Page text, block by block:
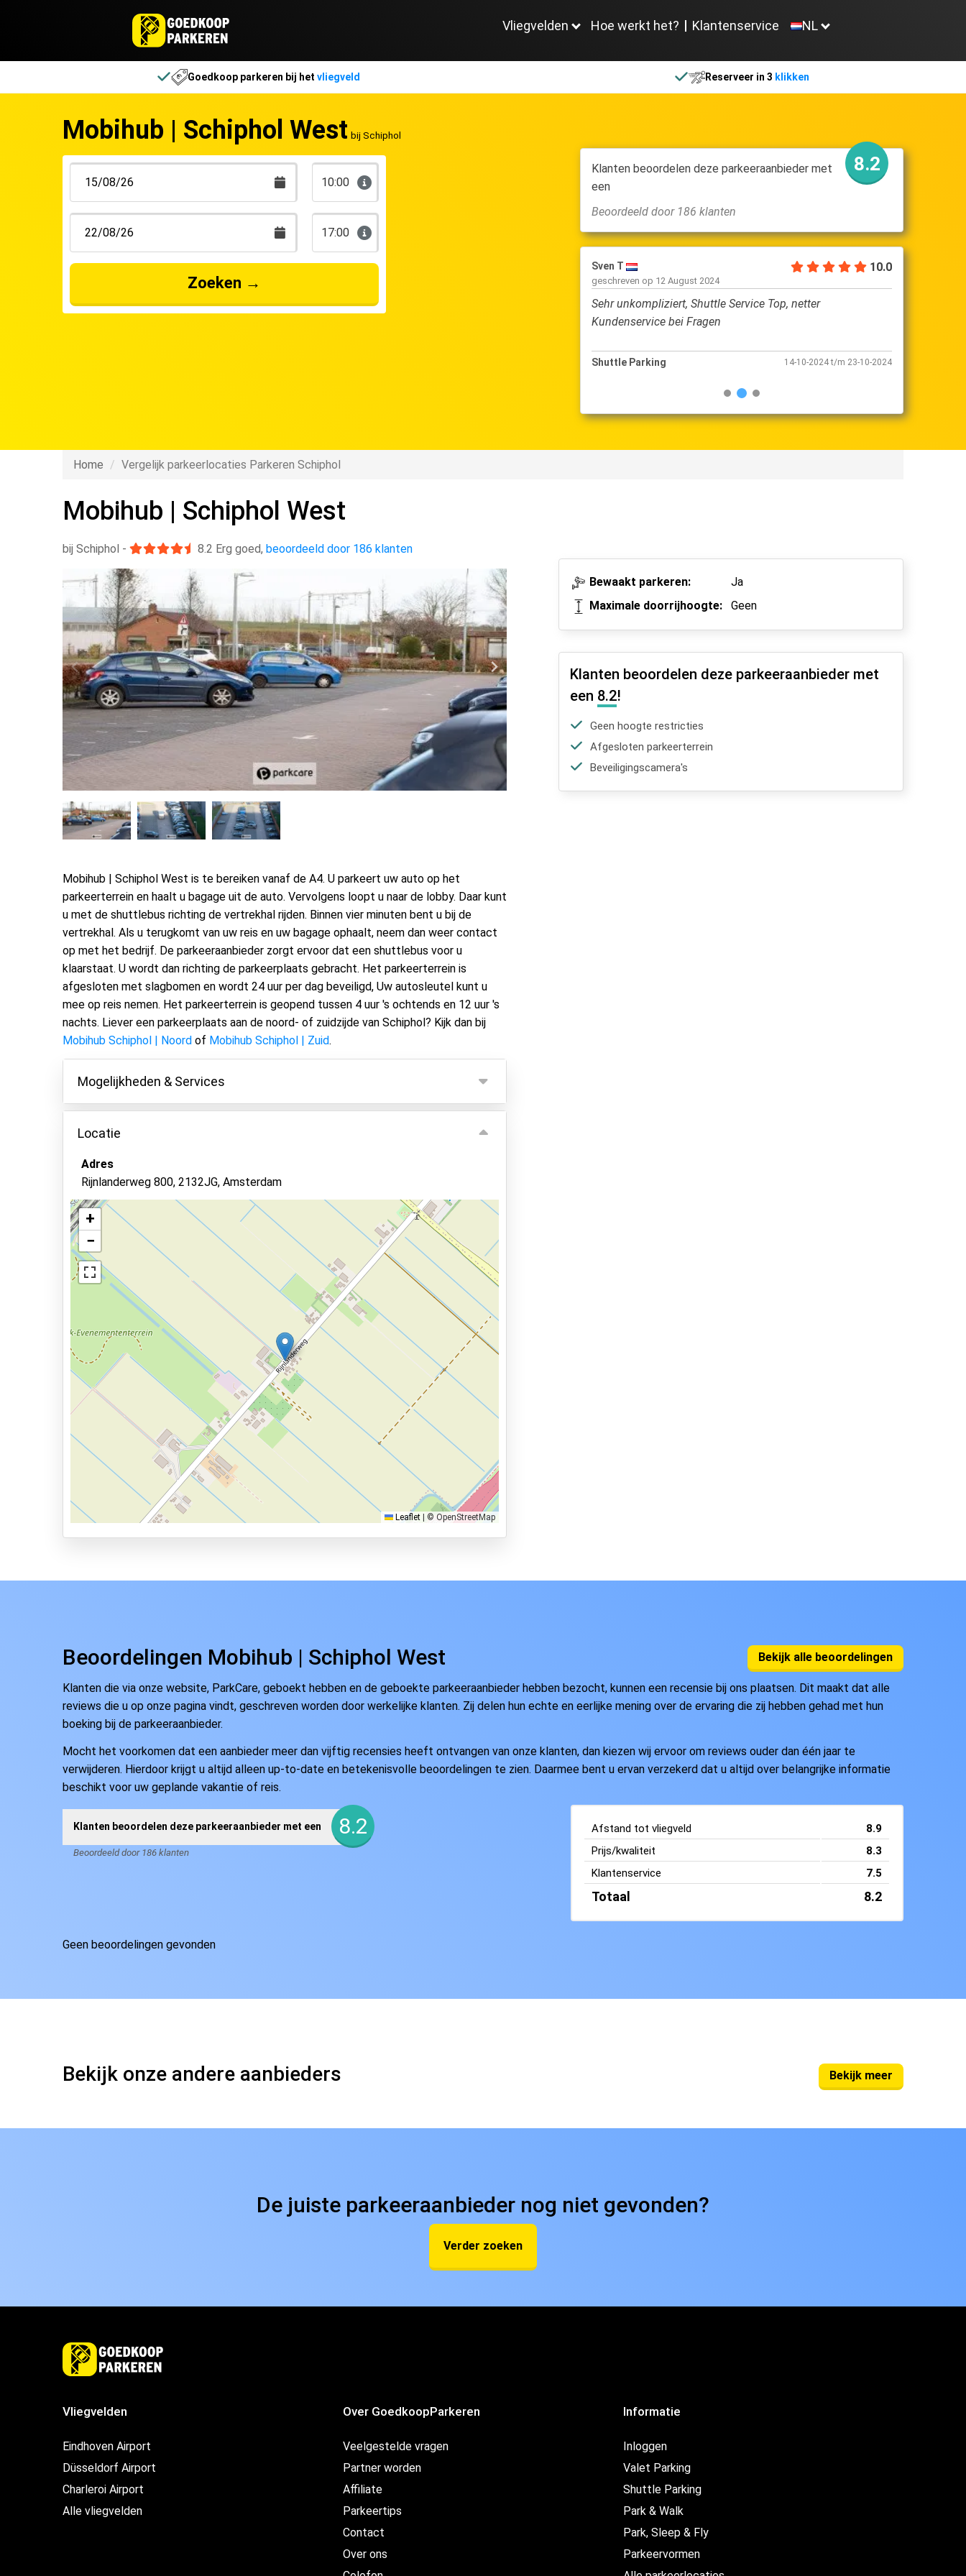
Vliegvelden Hoe werkt het? Klantenservice NL
Goedkoop parkeren bij het vliegveld Reserveer in 3 klikken
Mobihub | Schiphol West bij Schiphol
10:00
17:00
Zoeken →
Klanten beoordelen deze parkeeraanbieder met
een
8.2
Beoordeeld door 186 klanten
Henny T
Goede service en vriendelijke chauffeurs en perfecte locatie
Sven T
geschreven op 12 August 2024
10.0
Sehr unkompliziert, Shuttle Service Top, netter
Kundenservice bei Fragen
Shuttle Parking 14-10-2024 t/m 23-10-2024
Home Vergelijk parkeerlocaties Parkeren Schiphol
Mobihub | Schiphol West
bij Schiphol - 8.2 Erg goed, beoordeeld door 186 klanten
Mobihub | Schiphol West is te bereiken vanaf de A4. U parkeert uw auto op het
parkeerterrein en haalt u bagage uit de auto. Vervolgens loopt u naar de lobby. Daar kunt
u met de shuttlebus richting de vertrekhal rijden. Binnen vier minuten bent u bij de
vertrekhal. Als u terugkomt van uw reis en uw bagage ophaalt, neem dan weer contact
op met het bedrijf. De parkeeraanbieder zorgt ervoor dat een shuttlebus voor u
klaarstaat. U wordt dan richting de parkeerplaats gebracht. Het parkeerterrein is
afgesloten met slagbomen en wordt 24 uur per dag beveiligd, Uw autosleutel kunt u
mee op reis nemen. Het parkeerterrein is geopend tussen 4 uur 's ochtends en 12 uur 's
nachts. Liever een parkeerplaats aan de noord- of zuidzijde van Schiphol? Kijk dan bij
Mobihub Schiphol | Noord of Mobihub Schiphol | Zuid.
Mogelijkheden & Services
Mogelijkheden
Binnen parkeren
Autosleutels behouden
Toiletten aanwezig
Camerabewaking
Asfalt of bestrating
Verlicht terrein
Services
24 uur per dag geopend
Vooraf reserveren
6 min naar vertrekhal
Parkeervormen
Shuttle Parking
Valet Parking
Park & Walk
Park, Sleep & Fly
Locatie
Adres
Rijnlanderweg 800, 2132JG, Amsterdam
Bekijk op kaart
+
−
Leaflet © OpenStreetMap
Bewaakt parkeren:
Ja
Maximale doorrijhoogte:
Geen
Klanten beoordelen deze parkeeraanbieder met
een 8.2!
Geen hoogte restricties
Afgesloten parkeerterrein
Beveiligingscamera's
Beoordelingen Mobihub | Schiphol West Bekijk alle beoordelingen
Klanten die via onze website, ParkCare, geboekt hebben en de geboekte parkeeraanbieder hebben bezocht, kunnen een recensie bij ons plaatsen. Dit maakt dat alle
reviews die u op onze pagina vindt, geschreven worden door werkelijke klanten. Zij delen hun echte en eerlijke mening over de ervaring die zij hebben gehad met hun
boeking bij de parkeeraanbieder.
Mocht het voorkomen dat een aanbieder meer dan vijftig recensies heeft ontvangen van onze klanten, dan kiezen wij ervoor om reviews ouder dan één jaar te
verwijderen. Hierdoor krijgt u altijd alleen up-to-date en betekenisvolle beoordelingen te zien. Daarmee bent u ervan verzekerd dat u altijd over belangrijke informatie
beschikt voor uw geplande vakantie of reis.
Klanten beoordelen deze parkeeraanbieder met een 8.2
Beoordeeld door 186 klanten
Afstand tot vliegveld
8.9
Prijs/kwaliteit
8.3
Klantenservice
7.5
Totaal 8.2
Geen beoordelingen gevonden
Bekijk onze andere aanbieders Bekijk meer
De juiste parkeeraanbieder nog niet gevonden?
Verder zoeken
Vliegvelden
Eindhoven Airport
Düsseldorf Airport
Charleroi Airport
Alle vliegvelden
Over GoedkoopParkeren
Veelgestelde vragen
Partner worden
Affiliate
Parkeertips
Contact
Over ons
Informatie
Inloggen
Valet Parking
Shuttle Parking
Park & Walk
Park, Sleep & Fly
Parkeervormen